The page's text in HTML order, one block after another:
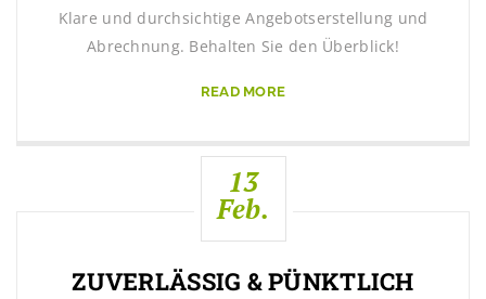
Klare und durchsichtige Angebotserstellung und
Abrechnung. Behalten Sie den Überblick!
READ MORE
13
Feb.
ZUVERLÄSSIG & PÜNKTLICH